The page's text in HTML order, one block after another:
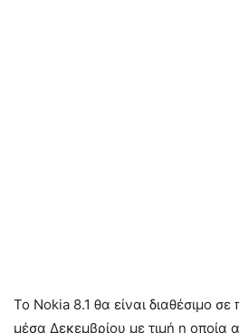
Το Nokia 8.1 θα είναι διαθέσιμο
μέσα Δεκεμβρίου με τιμή η οποία